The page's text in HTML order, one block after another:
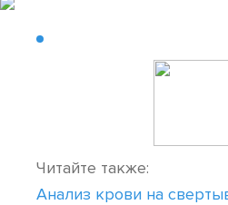
Читайте также:
Анализ крови на